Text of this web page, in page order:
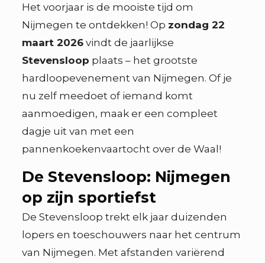
Het voorjaar is de mooiste tijd om
Nijmegen te ontdekken! Op zondag 22
maart 2026vindt de jaarlijkse
Stevensloop plaats – het grootste
hardloopevenement van Nijmegen. Of je
nu zelf meedoet of iemand komt
aanmoedigen, maak er een compleet
dagje uit van met een
pannenkoekenvaartocht over de Waal!
De Stevensloop: Nijmegen
op zijn sportiefst
De Stevensloop trekt elk jaar duizenden
lopers en toeschouwers naar het centrum
van Nijmegen. Met afstanden variërend